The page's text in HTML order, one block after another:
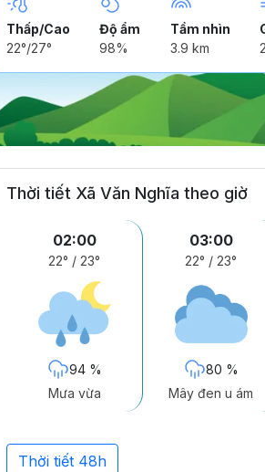
Thấp/Cao
22°/27°
Độ ẩm
98%
Tầm nhìn
3.9 km
Thời tiết Xã Văn Nghĩa theo giờ
02:00
22° / 23°
94 %
Mưa vừa
03:00
22° / 23°
80 %
Mây đen u ám
Thời tiết 48h